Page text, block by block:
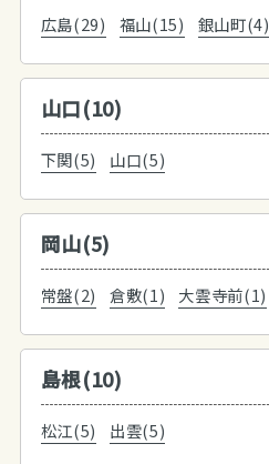
広島(29) 福山(15) 銀山町(4)
山口(10)
下関(5) 山口(5)
岡山(5)
常盤(2) 倉敷(1) 大雲寺前(1)
島根(10)
松江(5) 出雲(5)